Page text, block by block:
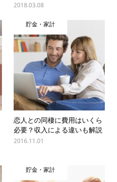
2018.03.08
貯金・家計
恋人との同棲に費用はいくら
必要？収入による違いも解説
2016.11.01
貯金・家計